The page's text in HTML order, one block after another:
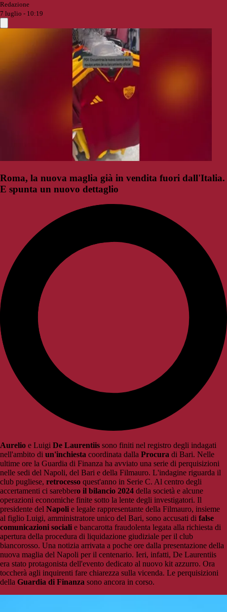
Redazione
7 luglio - 10:19
Roma, la nuova maglia già in vendita fuori dall'Italia.
E spunta un nuovo dettaglio
Aurelio e Luigi De Laurentiis sono finiti nel registro degli indagati
nell'ambito di un'inchiesta coordinata dalla Procura di Bari. Nelle
ultime ore la Guardia di Finanza ha avviato una serie di perquisizioni
nelle sedi del Napoli, del Bari e della Filmauro. L'indagine riguarda il
club pugliese, retrocesso quest'anno in Serie C. Al centro degli
accertamenti ci sarebbero il bilancio 2024 della società e alcune
operazioni economiche finite sotto la lente degli investigatori. Il
presidente del Napoli e legale rappresentante della Filmauro, insieme
al figlio Luigi, amministratore unico del Bari, sono accusati di false
comunicazioni sociali e bancarotta fraudolenta legata alla richiesta di
apertura della procedura di liquidazione giudiziale per il club
biancorosso. Una notizia arrivata a poche ore dalla presentazione della
nuova maglia del Napoli per il centenario. Ieri, infatti, De Laurentiis
era stato protagonista dell'evento dedicato al nuovo kit azzurro. Ora
toccherà agli inquirenti fare chiarezza sulla vicenda. Le perquisizioni
della Guardia di Finanza sono ancora in corso.